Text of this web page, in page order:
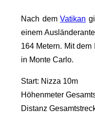
Nach demVatikan
einem
164 Metern. Mit
in Monte Carlo.
Start: Nizza 10m
Höhenmeter
Distanz